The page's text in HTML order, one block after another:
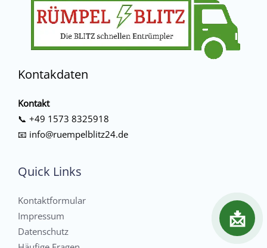
📩
Kontakdaten
Kontakt
📞 +49 1573 8325918
📧 info@ruempelblitz24.de
Quick Links
Kontaktformular
Impressum
Datenschutz